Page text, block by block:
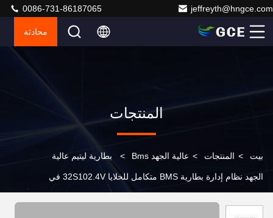
jeffreyth@hngce.com
0086-731-86187065
محادثة
المنتجات
بيت > المنتجات > عالية الجهد Bms > بطارية ليتيم عالية
الجهد نظام إدارة بطارية BMS متكامل للخلايا 32S102.4V في